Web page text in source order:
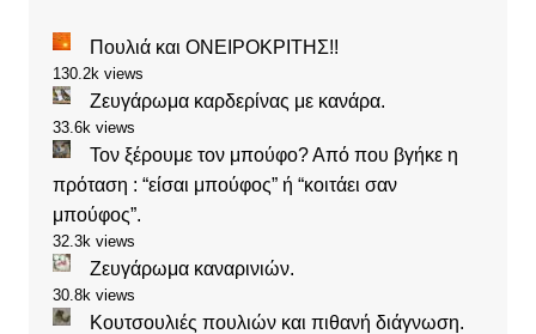
Πουλιά και ΟΝΕΙΡΟΚΡΙΤΗΣ!!
130.2k views
Ζευγάρωμα καρδερίνας με κανάρα.
33.6k views
Τον ξέρουμε τον μπούφο? Από που βγήκε η
πρόταση : “είσαι μπούφος” ή “κοιτάει σαν
μπούφος”.
32.3k views
Ζευγάρωμα καναρινιών.
30.8k views
Κουτσουλιές πουλιών και πιθανή διάγνωση.